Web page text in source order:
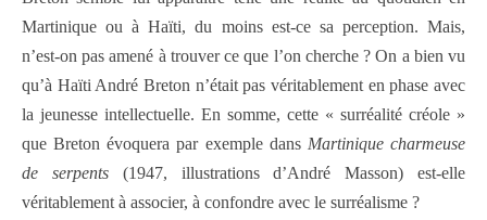
Martinique ou à Haïti, du moins est-ce sa perception. Mais,
n’est-on pas amené à trouver ce que l’on cherche ? On a bien vu
qu’à Haïti André Breton n’était pas véritablement en phase avec
la jeunesse intellectuelle. En somme, cette « surréalité créole »
que Breton évoquera par exemple dans Martinique charmeuse
de serpents(1947, illustrations d’André Masson) est-elle
véritablement à associer, à confondre avec le surréalisme ?